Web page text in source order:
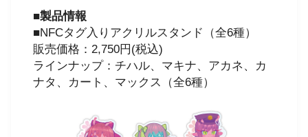
■製品情報
■NFCタグ入りアクリルスタンド（全6種）
販売価格：2,750円(税込)
ラインナップ：チハル、マキナ、アカネ、カ
ナタ、カート、マックス（全6種）